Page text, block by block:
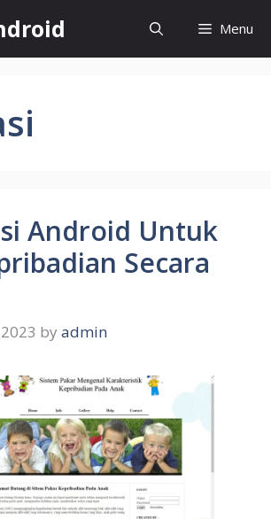
Menu
Android Untuk
Secara
by admin